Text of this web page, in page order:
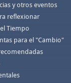
y otros eventos
reflexionar
Tiempo
para el "Cambio"